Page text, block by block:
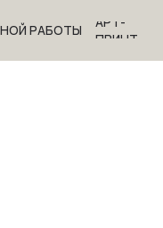
РАБОТЫ
АРТ-
ПРИНТ